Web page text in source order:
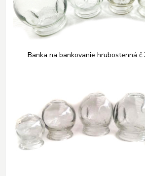
Banka na bankovanie hrubostenná